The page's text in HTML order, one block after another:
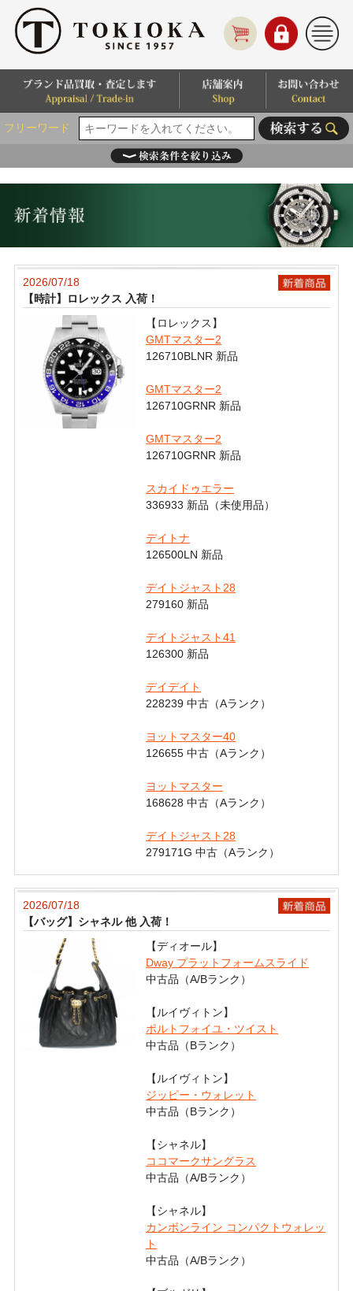
フリーワード
2026/07/18
【時計】ロレックス 入荷！
【ロレックス】
GMTマスター2
126710BLNR 新品
GMTマスター2
126710GRNR 新品
GMTマスター2
126710GRNR 新品
スカイドゥエラー
336933 新品（未使用品）
デイトナ
126500LN 新品
デイトジャスト28
279160 新品
デイトジャスト41
126300 新品
デイデイト
228239 中古（Aランク）
ヨットマスター40
126655 中古（Aランク）
ヨットマスター
168628 中古（Aランク）
デイトジャスト28
279171G 中古（Aランク）
2026/07/18
【バッグ】シャネル 他 入荷！
【ディオール】
Dway プラットフォームスライド
中古品（A/Bランク）
【ルイヴィトン】
ポルトフォイユ・ツイスト
中古品（Bランク）
【ルイヴィトン】
ジッピー・ウォレット
中古品（Bランク）
【シャネル】
ココマークサングラス
中古品（A/Bランク）
【シャネル】
カンボンライン コンパクトウォレッ
ト
中古品（A/Bランク）